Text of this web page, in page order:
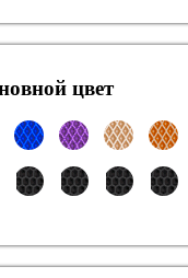
цвет